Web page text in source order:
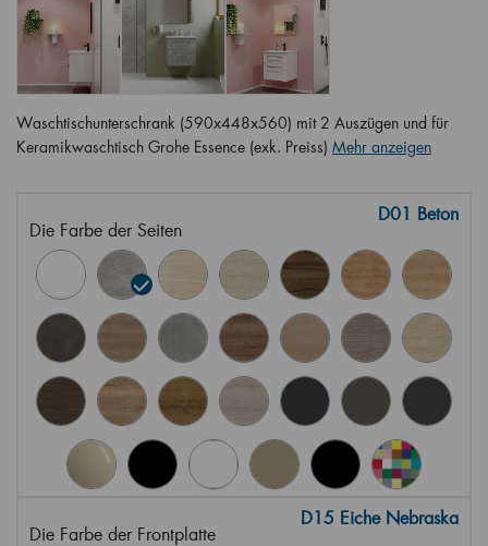
Waschtischunterschrank (590x448x560) mit 2 Auszügen und für
Keramikwaschtisch Grohe Essence (exk. Preiss) Mehr anzeigen
Die Farbe der Seiten
D01 Beton
Die Farbe der Frontplatte
D15 Eiche Nebraska